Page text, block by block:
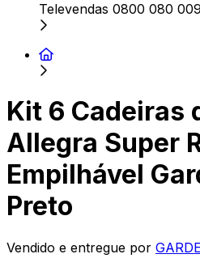
Televendas 0800 080
Kit 6 Cadeiras
Allegra Super
Empilhável
Preto
Vendido e entregue por